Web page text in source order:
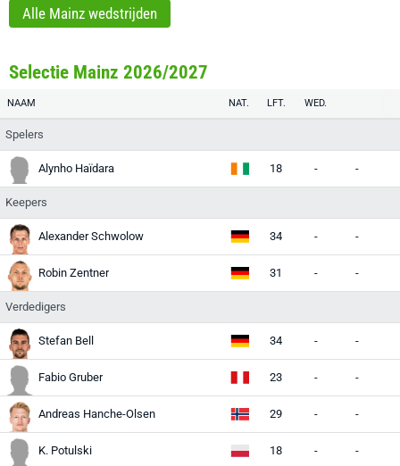
Alle Mainz wedstrijden
Selectie Mainz 2026/2027
NAAM NAT. LFT. WED.
Spelers
Alynho Haïdara 18 - -
Keepers
Alexander Schwolow 34 - -
Robin Zentner 31 - -
Verdedigers
Stefan Bell 34 - -
Fabio Gruber 23 - -
Andreas Hanche-Olsen 29 - -
K. Potulski 18 - -